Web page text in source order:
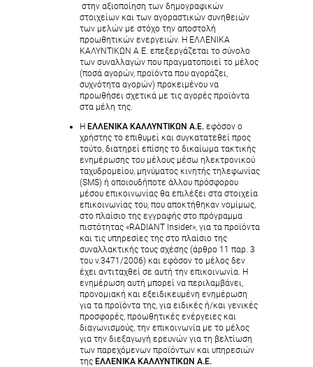
στην αξιοποίηση των δημογραφικών
στοιχείων και των αγοραστικών συνηθειών
των μελών με στόχο την αποστολή
προωθητικών ενεργειών. Η ΕΛΛΕΝΙΚΑ
ΚΑΛΥΝΤΙΚΩΝ Α.Ε. επεξεργάζεται το σύνολο
των συναλλαγών που πραγματοποιεί το μέλος
(ποσά αγορών, προϊόντα που αγοράζει,
συχνότητα αγορών) προκειμένου να
προωθήσει σχετικά με τις αγορές προϊόντα
στα μέλη της.
ΗΕΛΛΕΝΙΚΑ ΚΑΛΛΥΝΤΙΚΩΝ Α.Ε. εφόσον ο
χρήστης το επιθυμεί και συγκατατεθεί προς
τούτο, διατηρεί επίσης το δικαίωμα τακτικής
ενημέρωσης του μέλους μέσω ηλεκτρονικού
ταχυδρομείου, μηνύματος κινητής τηλεφωνίας
(SMS) ή οποιουδήποτε άλλου πρόσφορου
μέσου επικοινωνίας θα επιλέξει στα στοιχεία
επικοινωνίας του, που αποκτήθηκαν νομίμως,
στο πλαίσιο της εγγραφής στο πρόγραμμα
πιστότητας «RADIANT Insider», για τα προϊόντα
και τις υπηρεσίες της στο πλαίσιο της
συναλλακτικής τους σχέσης (άρθρο 11 παρ. 3
του ν.3471/2006) και εφόσον το μέλος δεν
έχει αντιταχθεί σε αυτή την επικοινωνία. Η
ενημέρωση αυτή μπορεί να περιλαμβάνει,
προνομιακή και εξειδικευμένη ενημέρωση
για τα προϊόντα της, για ειδικές ή/και γενικές
προσφορές, προωθητικές ενέργειες και
διαγωνισμούς, την επικοινωνία με το μέλος
για την διεξαγωγή ερευνών για τη βελτίωση
των παρεχόμενων προϊόντων και υπηρεσιών
τηςΕΛΛΕΝΙΚΑ ΚΑΛΛΥΝΤΙΚΩΝ Α.Ε.